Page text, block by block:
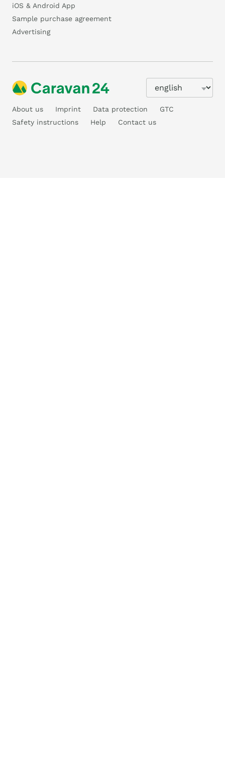
iOS & Android App
Sample purchase agreement
Advertising
About us Imprint Data protection
GTC
Safety instructions
Help Contact us